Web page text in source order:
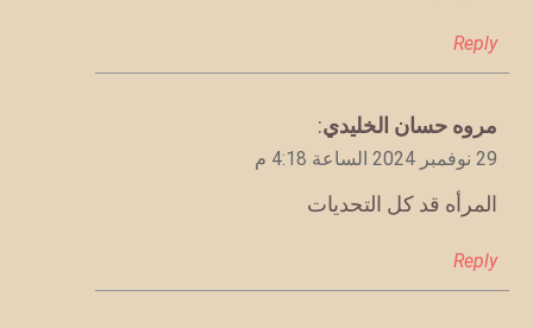
Reply
يقول
مروه حسان الخليدي:
29 نوفمبر 2024 الساعة 4:18 م
المرأه قد كل التحديات
Reply